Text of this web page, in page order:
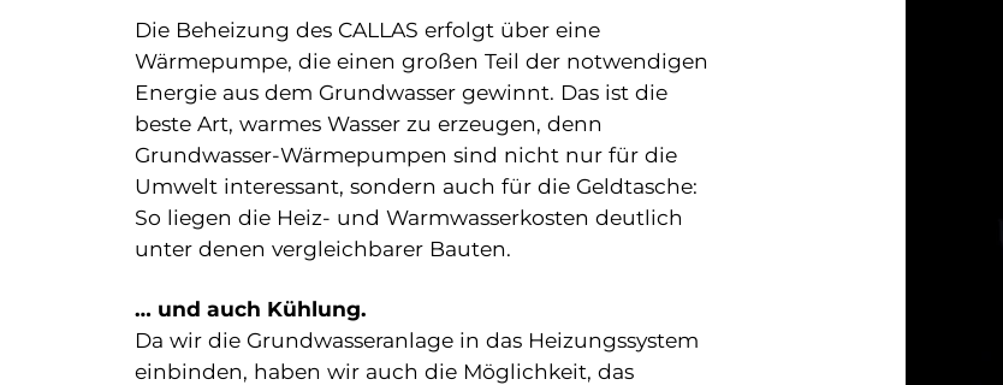
Die Beheizung des CALLAS erfolgt über eine
Wärmepumpe, die einen großen Teil der notwendigen
Energie aus dem Grundwasser gewinnt. Das ist die
beste Art, warmes Wasser zu erzeugen, denn
Grundwasser-Wärmepumpen sind nicht nur für die
Umwelt interessant, sondern auch für die Geldtasche:
So liegen die Heiz- und Warmwasserkosten deutlich
unter denen vergleichbarer Bauten.
… und auch Kühlung.
Da wir die Grundwasseranlage in das Heizungssystem
einbinden, haben wir auch die Möglichkeit, das